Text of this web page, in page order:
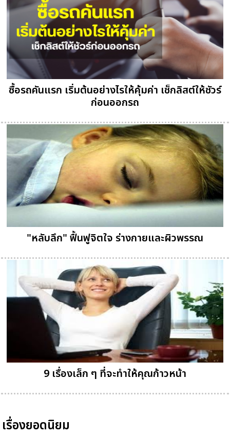
ซื้อรถคันแรก เริ่มต้นอย่างไรให้คุ้มค่า เช็กลิสต์ให้ชัวร์
ก่อนออกรถ
"หลับลึก" ฟื้นฟูจิตใจ ร่างกายและผิวพรรณ
9 เรื่องเล็ก ๆ ที่จะทำให้คุณก้าวหน้า
เรื่องยอดนิยม